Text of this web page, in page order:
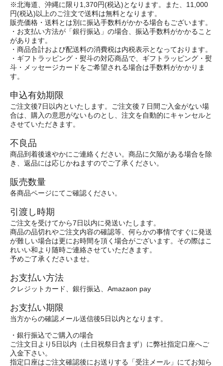
※北海道、沖縄に限り1,370円(税込)となります。また、11,000
円(税込)以上のご注文で送料は無料となります。
販売価格・送料とは別に振込手数料がかかる場合もございます。
・お支払い方法が「銀行振込」の場合、振込手数料がかかること
があります。
・商品合計および配送料の消費税は内税表示となっております。
・ギフトラッピング・熨斗の対応商品で、ギフトラッピング・熨
斗・メッセージカードをご希望される場合は手数料がかかりま
す。
申込有効期限
ご注文後7日以内といたします。ご注文後７日間ご入金がない場
合は、購入の意思がないものとし、注文を自動的にキャンセルと
させていただきます。
不良品
商品到着後速やかにご連絡ください。商品に欠陥がある場合を除
き、返品には応じかねますのでご了承ください。
販売数量
各商品ページにてご確認ください。
引渡し時期
ご注文を受けてから7日以内に発送いたします。
商品の品切れやご注文内容の確認等、何らかの事情ですぐに発送
が難しい場合は更にお時間を頂く場合がございます。その際はこ
れいい和より随時ご連絡させていただきます。
予めご了承くださいませ。
お支払い方法
クレジットカード、銀行振込、Amazaon pay
お支払い期限
当方からの確認メール送信後5日以内となります。
・銀行振込でご購入の場合
ご注文日より5日以内（土日祝祭日含まず）に弊社指定口座へご
入金下さい。
指定口座はご注文確認後にお送りする「受注メール」にてお知ら